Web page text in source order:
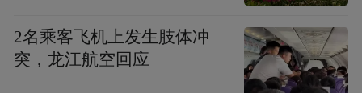
2名乘客飞机上发生肢体冲
突，龙江航空回应